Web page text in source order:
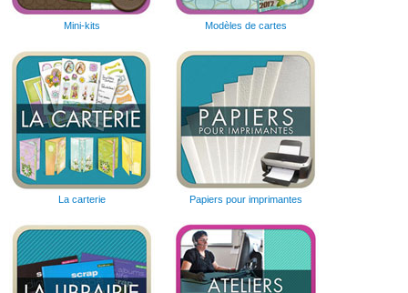
Mini-kits Modèles de cartes
La carterie Papiers pour imprimantes